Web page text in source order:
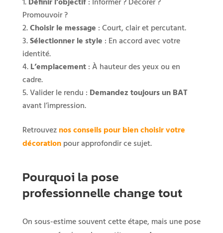
Promouvoir ?
Choisir le message : Court, clair et percutant.
Sélectionner le style : En accord avec votre
identité.
L’emplacement: À hauteur des yeux ou en
cadre.
Valider le rendu : Demandez toujours un BAT
avant l’impression.
Retrouveznos conseils pour bien choisir votre
décorationpour approfondir ce sujet.
Pourquoi la pose
professionnelle change tout
On sous-estime souvent cette étape, mais une pose